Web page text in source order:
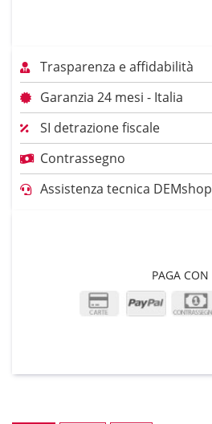
Trasparenza e affidabilità
Garanzia 24 mesi - Italia
SI detrazione fiscale
Contrassegno
Assistenza tecnica DEMshop
PAGA CON